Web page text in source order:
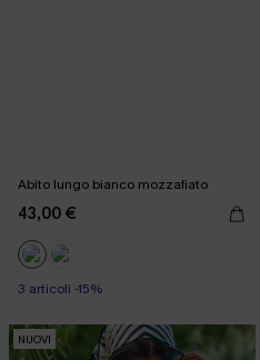
Abito lungo bianco mozzafiato
43,00 €
3 articoli -15%
NUOVI